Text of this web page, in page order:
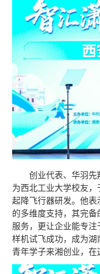
创业代表、华羽先
为西北工业大学校友，
起降飞行器研发。他
的多维度支持，其完备
服务，更让企业能专注
样机试飞成功，成为
青年学子来湘创业，在